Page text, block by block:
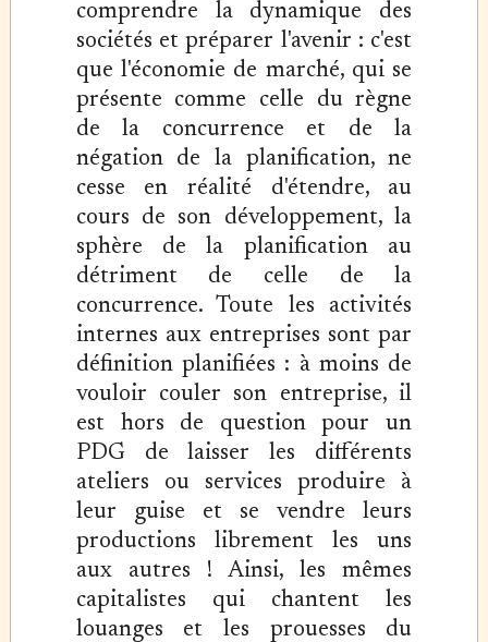
comprendre la dynamique des
sociétés et préparer l'avenir : c'est
que l'économie de marché, qui se
présente comme celle du règne
de la concurrence et de la
négation de la planification, ne
cesse en réalité d'étendre, au
cours de son développement, la
sphère de la planification au
détriment de celle de la
concurrence. Toute les activités
internes aux entreprises sont par
définition planifiées : à moins de
vouloir couler son entreprise, il
est hors de question pour un
PDG de laisser les différents
ateliers ou services produire à
leur guise et se vendre leurs
productions librement les uns
aux autres ! Ainsi, les mêmes
capitalistes qui chantent les
louanges et les prouesses du